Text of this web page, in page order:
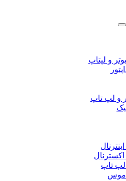
و لپتاپ
و لپ تاپ
اکسترنال
لپ تاپ
موس